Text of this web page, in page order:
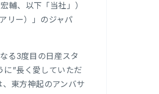
輔、以下「当社」）
リー）」のジャパ
る3度目の日産スタ
”長く愛していただ
東方神起のアンバサ